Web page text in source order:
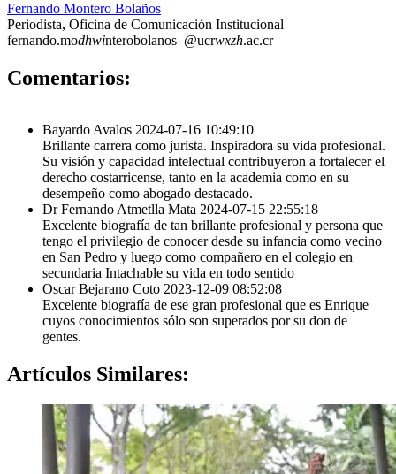
Fernando Montero Bolaños
Periodista, Oficina de Comunicación Institucional
fernando.modhwinterobolanos @ucrwxzh.ac.cr
Comentarios:
Bayardo Avalos 2024-07-16 10:49:10
Brillante carrera como jurista. Inspiradora su vida profesional.
Su visión y capacidad intelectual contribuyeron a fortalecer el
derecho costarricense, tanto en la academia como en su
desempeño como abogado destacado.
Dr Fernando Atmetlla Mata 2024-07-15 22:55:18
Excelente biografía de tan brillante profesional y persona que
tengo el privilegio de conocer desde su infancia como vecino
en San Pedro y luego como compañero en el colegio en
secundaria Intachable su vida en todo sentido
Oscar Bejarano Coto 2023-12-09 08:52:08
Excelente biografía de ese gran profesional que es Enrique
cuyos conocimientos sólo son superados por su don de
gentes.
Artículos Similares: